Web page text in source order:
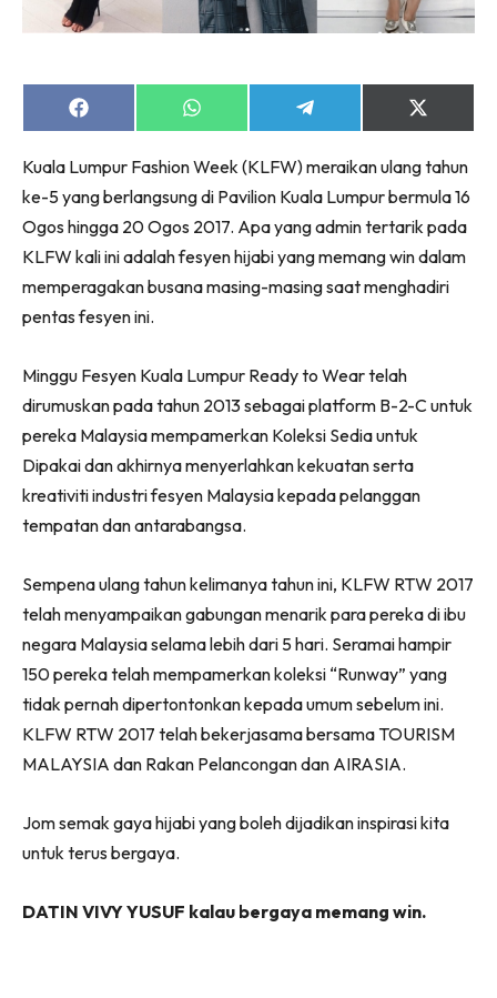
Share
on
Share
on
Share
on
Share
on
(Twitter)
Kuala Lumpur Fashion Week (KLFW) meraikan ulang tahun
ke-5 yang berlangsung di Pavilion Kuala Lumpur bermula 16
Ogos hingga 20 Ogos 2017. Apa yang admin tertarik pada
KLFW kali ini adalah fesyen hijabi yang memang win dalam
memperagakan busana masing-masing saat menghadiri
pentas fesyen ini.
Minggu Fesyen Kuala Lumpur Ready to Wear telah
dirumuskan pada tahun 2013 sebagai platform B-2-C untuk
pereka Malaysia mempamerkan Koleksi Sedia untuk
Dipakai dan akhirnya menyerlahkan kekuatan serta
kreativiti industri fesyen Malaysia kepada pelanggan
tempatan dan antarabangsa.
Sempena ulang tahun kelimanya tahun ini, KLFW RTW 2017
telah menyampaikan gabungan menarik para pereka di ibu
negara Malaysia selama lebih dari 5 hari. Seramai hampir
150 pereka telah mempamerkan koleksi “Runway” yang
tidak pernah dipertontonkan kepada umum sebelum ini.
KLFW RTW 2017 telah bekerjasama bersama TOURISM
MALAYSIA dan Rakan Pelancongan dan AIRASIA.
Jom semak gaya hijabi yang boleh dijadikan inspirasi kita
untuk terus bergaya.
DATIN VIVY YUSUF kalau bergaya memang win.